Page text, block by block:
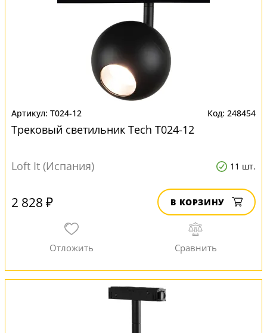
T024-12 248454
Трековый светильник Tech T024-12
Loft It (Испания) 11 шт.
2 828 ₽ В КОРЗИНУ